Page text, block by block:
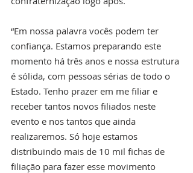
“Em nossa palavra vocês podem ter
confiança. Estamos preparando este
momento há três anos e nossa estrutura
é sólida, com pessoas sérias de todo o
Estado. Tenho prazer em me filiar e
receber tantos novos filiados neste
evento e nos tantos que ainda
realizaremos. Só hoje estamos
distribuindo mais de 10 mil fichas de
filiação para fazer esse movimento